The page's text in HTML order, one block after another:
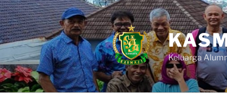
Skip
to
content
Keluarga